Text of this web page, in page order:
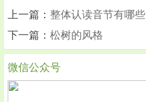
上一篇： 整体认读音节有哪些
下一篇： 松树的风格
微信公众号